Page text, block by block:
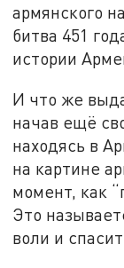
армянского
битва 451
истории
И что же
начав ещё
находясь в
на картине
момент, как
Это
воли и